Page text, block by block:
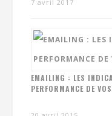
7 avril 2017
EMAILING : LES
PERFORMANCE DE